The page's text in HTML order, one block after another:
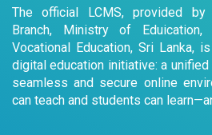
The official LCMS, provided by
Branch, Ministry of Eduication,
Vocational Education, Sri Lanka,
digital education initiative: a
seamless and secure online
can teach and students can